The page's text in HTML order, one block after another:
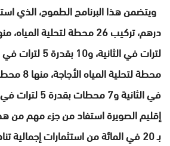
في الثانية و7
إقليم الصويرة استفاد من جزء مهم من
بـ 20 في المائة من استثمارات إجمالية تناهز 60 مليون درهم.